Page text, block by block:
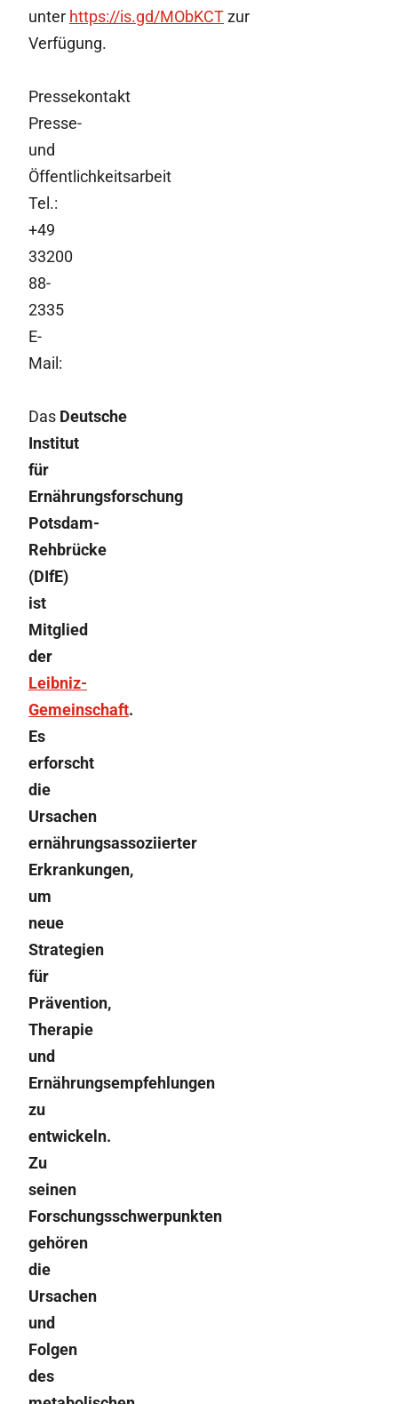
unter https://is.gd/MObKCTzur
Verfügung.
Pressekontakt
Presse-
und
Öffentlichkeitsarbeit
Tel.:
+49
33200
88-
2335
E-
Mail:
Das Deutsche
Institut
für
Ernährungsforschung
Potsdam-
Rehbrücke
(DIfE)
ist
Mitglied
der
Leibniz-
Gemeinschaft.
Es
erforscht
die
Ursachen
ernährungsassoziierter
Erkrankungen,
um
neue
Strategien
für
Prävention,
Therapie
und
Ernährungsempfehlungen
zu
entwickeln.
Zu
seinen
Forschungsschwerpunkten
gehören
die
Ursachen
und
Folgen
des